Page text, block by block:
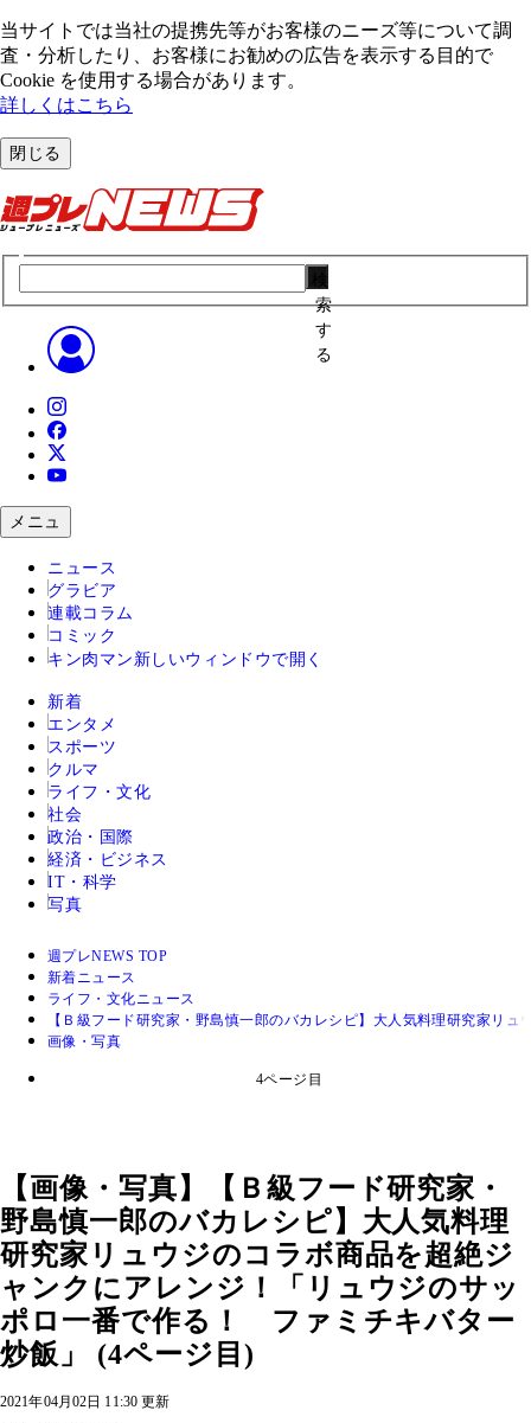
当サイトでは当社の提携先等がお客様のニーズ等について調
査・分析したり、お客様にお勧めの広告を表⽰する⽬的で
Cookie を使⽤する場合があります。
詳しくはこちら
閉じる
索
す
る
メニュ
ニュース
グラビア
連載コラム
コミック
キン肉マン 新しいウィンドウで開く
新着
エンタメ
スポーツ
クルマ
ライフ・文化
社会
政治・国際
経済・ビジネス
IT・科学
写真
週プレNEWS TOP
新着ニュース
ライフ・文化ニュース
【Ｂ級フード研究家・野島慎一郎のバカレシピ】大人気料理研究家リ
画像・写真
4ページ目
【画像・写真】【Ｂ級フード研究家・
野島慎一郎のバカレシピ】大人気料理
研究家リュウジのコラボ商品を超絶ジ
ャンクにアレンジ！「リュウジのサッ
ポロ一番で作る！ ファミチキバター
炒飯」 (4ページ目)
2021年04月02日 11:30 更新